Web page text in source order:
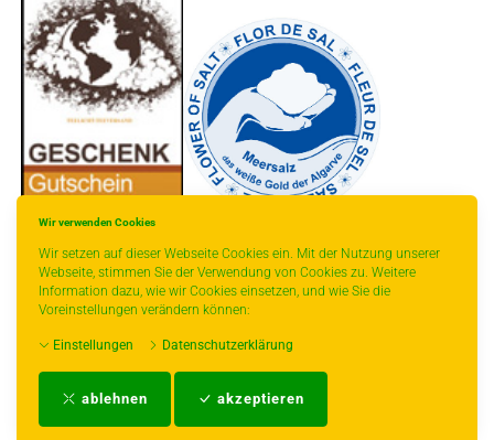
Wir verwenden Cookies
Wir setzen auf dieser Webseite Cookies ein. Mit der Nutzung unserer
Webseite, stimmen Sie der Verwendung von Cookies zu. Weitere
Information dazu, wie wir Cookies einsetzen, und wie Sie die
Voreinstellungen verändern können:
Einstellungen Datenschutzerklärung
ablehnen akzeptieren
* gilt für Lieferungen innerhalb Deutschlands, Lieferzeiten für andere Länder
entnehmen Sie bitte der Schaltfläche mit den Versandinformationen.
Impressum-AGB-Zahlungs- und Versandbedingungen